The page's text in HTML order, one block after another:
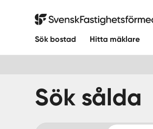
Svensk Fastighetsförmedling
Sök bostad Hitta mäklare
Sök sålda